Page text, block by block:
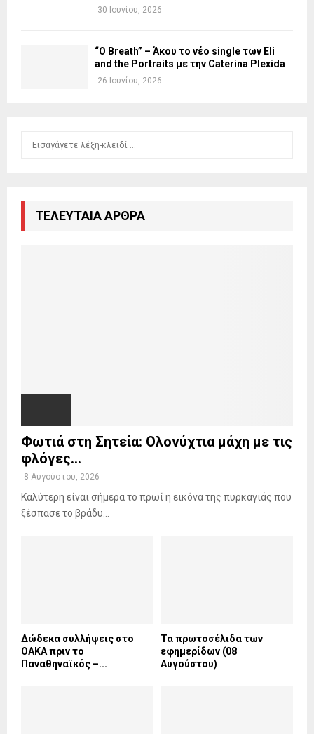
30 Ιουνίου, 2026
“O Breath” – Άκου το νέο single των Eli
and the Portraits με την Caterina Plexida
26 Ιουνίου, 2026
ΤΕΛΕΥΤΑΙΑ ΑΡΘΡΑ
Φωτιά στη Σητεία: Ολονύχτια μάχη με τις
φλόγες...
8 Αυγούστου, 2026
Καλύτερη είναι σήμερα το πρωί η εικόνα της πυρκαγιάς που
ξέσπασε το βράδυ...
Δώδεκα συλλήψεις στο
ΟΑΚΑ πριν το
Παναθηναϊκός –...
Τα πρωτοσέλιδα των
εφημερίδων (08
Αυγούστου)